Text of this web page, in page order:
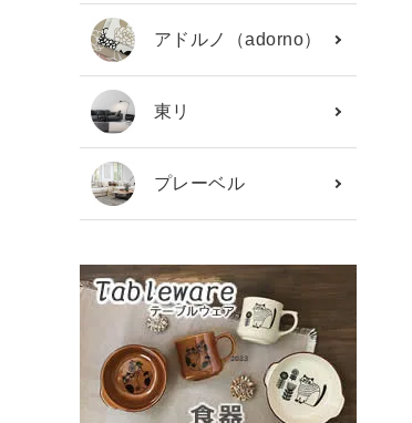
アドルノ（adorno）
東リ
プレーベル